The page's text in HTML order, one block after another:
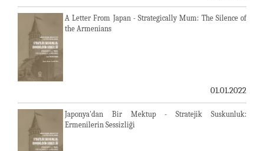
A Letter From Japan - Strategically Mum: The Silence of
the Armenians
01.01.2022
Japonya'dan Bir Mektup - Stratejik Suskunluk:
Ermenilerin Sessizliği